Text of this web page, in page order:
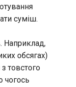
суміш.
Наприклад,
обсягах)
товстого
чогось